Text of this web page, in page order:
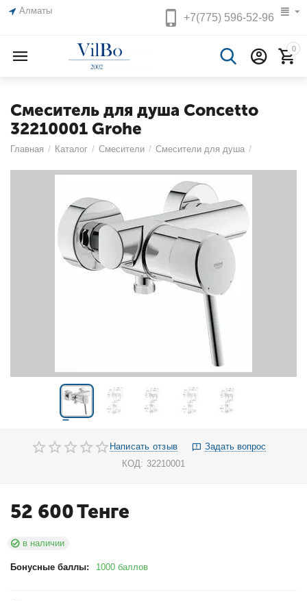
Алматы
+7(775)596-52-96
0
Смеситель для душа Concetto
32210001 Grohe
Главная / Каталог / Смесители / Смесители для душа /
Написать отзыв
Задать вопрос
КОД: 32210001
52 600Тенге
в наличии
Бонусные баллы: 1000 баллов